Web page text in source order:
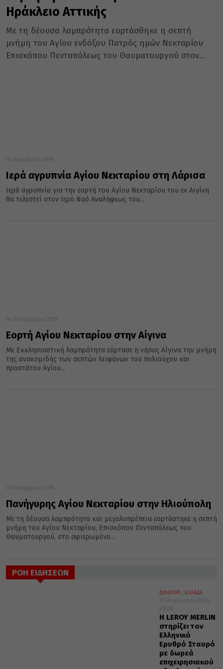
Ηράκλειο Αττικής
Με τη δέουσα λαμπρότητα εορτάσθηκε η σεπτή
μνήμη του Αγίου ενδόξου Πατρός ημών Νεκταρίου
Επισκόπου Πενταπόλεως του Θαυματουργού στον...
05 Νοεμβρίου 2019
Ιερά αγρυπνία Αγίου Νεκταρίου στη Λάρισα
Ιερά αγρυπνία για την εορτή του Αγίου Νεκταρίου του εν Αιγίνη
θα τελεστεί στον Ιερό Ναό Αναλήψεως του...
04 Σεπτεμβρίου 2018
Εορτή Αγίου Νεκταρίου στην Αίγινα
Με Εκκλησιαστική λαμπρότητα εόρτασε η νήσος Αίγινα την μνήμη
της ανακομιδής των σεπτών λειψάνων του πολιούχου και
προστάτου Αγίου...
09 Νοεμβρίου 2016
Πανήγυρης Αγίου Νεκταρίου στην Ηλιούπολη
Με τη δέουσα λαμπρότητα και μεγαλοπρέπεια εορτάστηκε η σεπτή
μνήμη του Αγίου Νεκταρίου, Επισκόπου Πενταπόλεως του
Θαυματουργού, στο αφιερωμένο...
ΡΟΗ ΕΙΔΗΣΕΩΝ
ΔΙΑΦΟΡΑ
ΕΛΛΑΔΑ
07 Αυγούστου 2026
20:00
Η LEROY MERLIN
στηρίζει τον
Ελληνικό
Ερυθρό Σταυρό
με δωρεά
επιχειρησιακού